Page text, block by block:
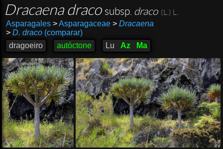
Dracaena draco subsp. draco (L.) L.
Asparagales >Asparagaceae > Dracaena
> D. draco(comparar)
dragoeiro
autóctone Lu Az Ma